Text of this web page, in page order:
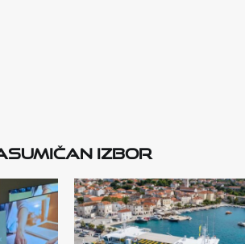
izbor